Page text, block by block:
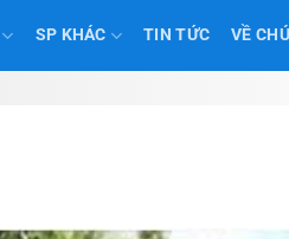
SP KHÁC TIN TỨC VỀ